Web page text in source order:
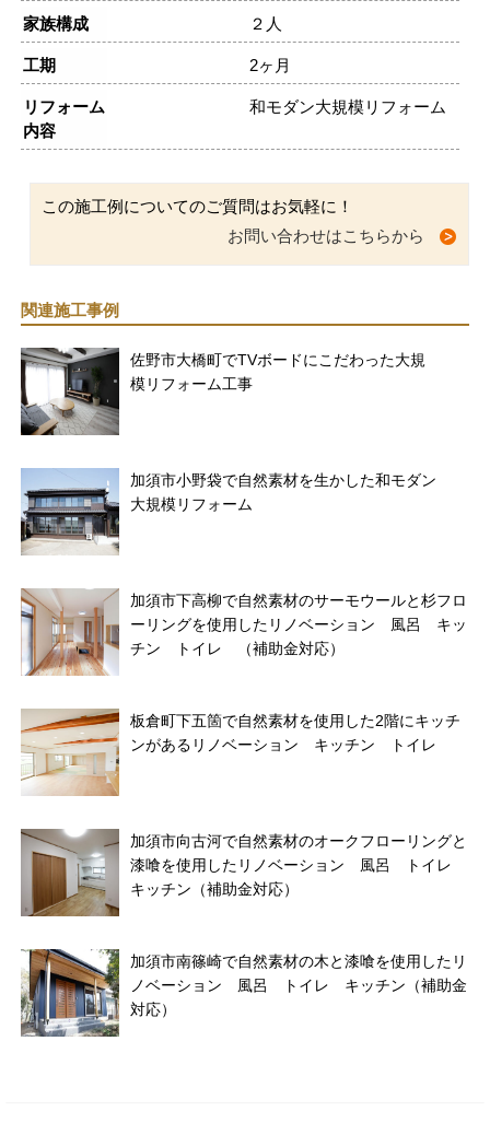
家族構成 ２人
工期 2ヶ月
リフォーム
内容
和モダン大規模リフォーム
この施工例についてのご質問はお気軽に！
お問い合わせはこちらから
関連施工事例
佐野市大橋町でTVボードにこだわった大規
模リフォーム工事
加須市小野袋で自然素材を生かした和モダン
大規模リフォーム
加須市下高柳で自然素材のサーモウールと杉フロ
ーリングを使用したリノベーション 風呂 キッ
チン トイレ （補助金対応）
板倉町下五箇で自然素材を使用した2階にキッチ
ンがあるリノベーション キッチン トイレ
加須市向古河で自然素材のオークフローリングと
漆喰を使用したリノベーション 風呂 トイレ
キッチン（補助金対応）
加須市南篠崎で自然素材の木と漆喰を使用したリ
ノベーション 風呂 トイレ キッチン（補助金
対応）